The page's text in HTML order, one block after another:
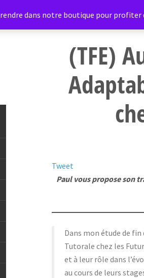
(TFE)
Tweet
Paul vous propose son
Dans mon étude de
Tutorale chez les
et à leur rôle dans
au cours de leurs
dans notre boutique pour